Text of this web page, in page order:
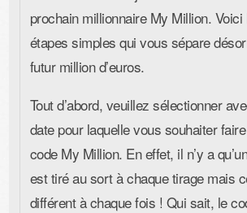
prochain millionnaire My Million.
étapes simples qui vous sépare
futur million d’euros.
Tout d’abord, veuillez sélectionner
datepour laquelle vous souhaiter
code My Million. En effet, il n’y a
est tiré au sort à chaque tirage mais
différent à chaque fois ! Qui sait, le